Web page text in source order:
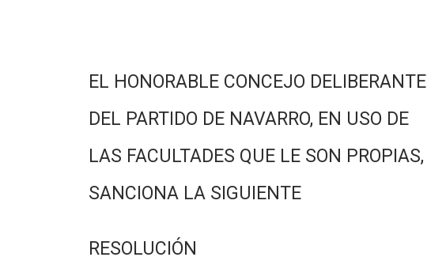
EL HONORABLE CONCEJO DELIBERANTE
DEL PARTIDO DE NAVARRO, EN USO DE
LAS FACULTADES QUE LE SON PROPIAS,
SANCIONA LA SIGUIENTE
RESOLUCIÓN